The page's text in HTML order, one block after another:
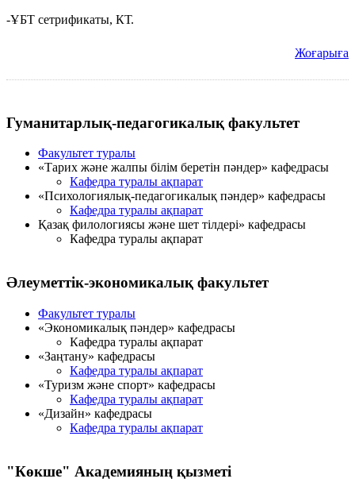
-ҰБТ сетрификаты, КТ.
Жоғарыға
Гуманитарлық-педагогикалық факультет
Факультет туралы
«Тарих және жалпы білім беретін пәндер» кафедрасы
Кафедра туралы ақпарат
«Психологиялық-педагогикалық пәндер» кафедрасы
Кафедра туралы ақпарат
Қазақ филологиясы және шет тілдері» кафедрасы
Кафедра туралы ақпарат
Әлеуметтік-экономикалық факультет
Факультет туралы
«Экономикалық пәндер» кафедрасы
Кафедра туралы ақпарат
«Заңтану» кафедрасы
Кафедра туралы ақпарат
«Туризм және спорт» кафедрасы
Кафедра туралы ақпарат
«Дизайн» кафедрасы
Кафедра туралы ақпарат
"Көкше" Академияның қызметi